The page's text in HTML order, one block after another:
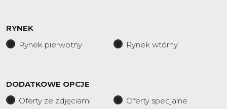
RYNEK
Rynek pierwotny
Rynek wtórny
DODATKOWE OPCJE
Oferty ze zdjęciami
Oferty specjalne